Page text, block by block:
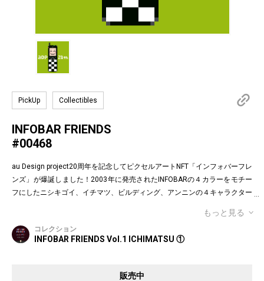
PickUp Collectibles
INFOBAR FRIENDS
#00468
au Design project20周年を記念してピクセルアートNFT「インフォバーフレ
ンズ」が爆誕しました！2003年に発売されたINFOBARの４カラーをモチー
フにしたニシキゴイ、イチマツ、ビルディング、アンニンの４キャラクター
れていた懐かしの絵文字！第１弾は全て絵柄の異なるaDp20thロゴ入り特別
版です。「キャラクター×表情×背景色」の組み合わせパターンは3,200種類
♪あなたのお気に入りはどれですか？
Pixel art NFT "INFOBAR Friends" was created to commemorate the 20th a
もっと見る
コレクション
INFOBAR FRIENDS Vol.1 ICHIMATSU ①
販売中